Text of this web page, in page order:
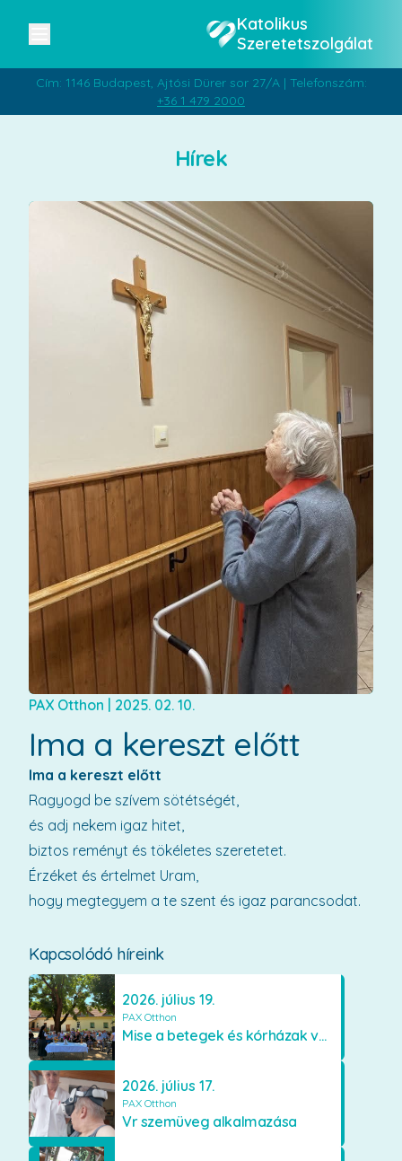
Katolikus
Szeretetszolgálat
Cím: 1146 Budapest, Ajtósi Dürer sor 27/A | Telefonszám:
+36 1 479 2000
Hírek
Kapcsolódó híreink
2026. július 19.
PAX Otthon
Mise a betegek és kórházak védőszentjének emlékére
2026. július 17.
PAX Otthon
Vr szemüveg alkalmazása
PAX Otthon | 2025. 02. 10.
Ima a kereszt előtt
Ima a kereszt előtt
Ragyogd be szívem sötétségét,
és adj nekem igaz hitet,
biztos reményt és tökéletes szeretetet.
Érzéket és értelmet Uram,
hogy megtegyem a te szent és igaz parancsodat.